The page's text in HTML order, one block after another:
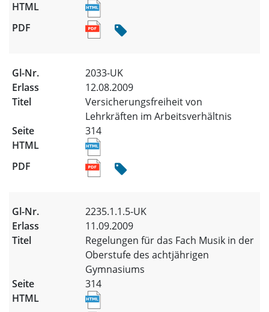
2033-UK
12.08.2009
Versicherungsfreiheit von
Lehrkräften im Arbeitsverhältnis
314
2235.1.1.5-UK
11.09.2009
Regelungen für das Fach Musik in der
Oberstufe des achtjährigen
Gymnasiums
314